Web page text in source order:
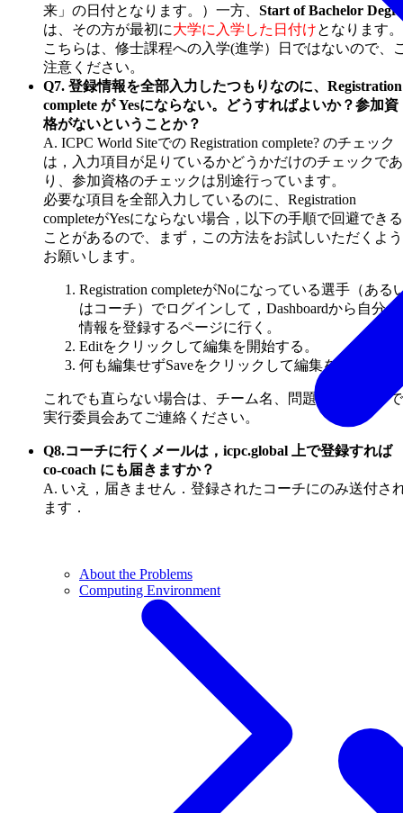
About the Problems
Computing Environment
来」の日付となります。）一方、 Start of Bachelor
は、その方が最初に大学に入学した日付けとなります。
こちらは、修士課程への入学(進学）日ではないので、
注意ください。
Q7. 登録情報を全部入力したつもりなのに、Registration
complete が Yesにならない。どうすればよいか？参加資
格がないということか？
A. ICPC World Siteでの Registration complete? のチェック
は，入力項目が足りているかどうかだけのチェックであ
り、参加資格のチェックは別途行っています。
必要な項目を全部入力しているのに、Registration
completeがYesにならない場合，以下の手順で回避できる
ことがあるので、まず，この方法をお試しいただくよう
お願いします。
Registration completeがNoになっている選手（ある
はコーチ）でログインして，Dashboardから自分の
情報を登録するページに行く。
Editをクリックして編集を開始する。
何も編集せずSaveをクリックして編集を終了する
これでも直らない場合は、チーム名、問題点をメールで
実行委員会あてご連絡ください。
Q8.コーチに行くメールは，icpc.global 上で登録すれば
co-coach にも届きますか？
A. いえ，届きません．登録されたコーチにのみ送付さ
ます．